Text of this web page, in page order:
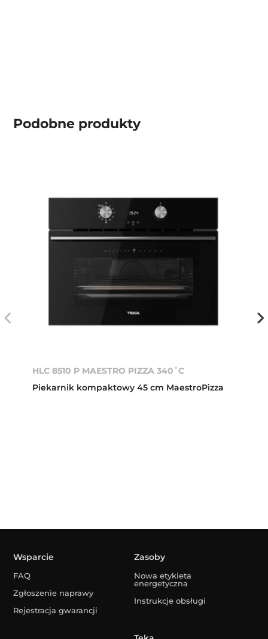
Podobne produkty
HLC 8510 P MAESTRO PIZZA 340˚C
Piekarnik kompaktowy 45 cm MaestroPizza
Wsparcie
FAQ
Zgłoszenie naprawy
Rejestracja gwarancji
Zasoby
Nowa etykieta
energetyczna
Instrukcje obsługi